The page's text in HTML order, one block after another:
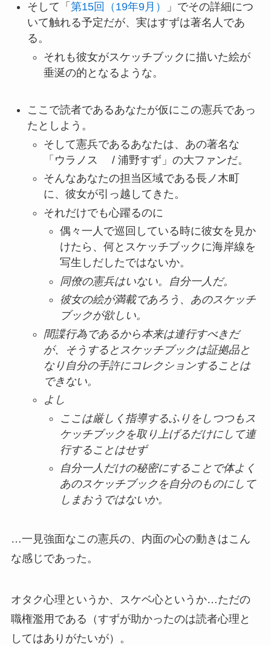
そして「 第15回（19年9月）
」でその詳細につ
いて触れる予定だが、実はすずは著名人であ
る。
それも彼女がスケッチブックに描いた絵が
垂涎の的となるような。
ここで読者であるあなたが仮にこの憲兵であっ
たとしよう。
そして憲兵であるあなたは、あの著名な
「ウラノスゞ / 浦野すず」の大ファンだ。
そんなあなたの担当区域である長ノ木町
に、彼女が引っ越してきた。
それだけでも心躍るのに
偶々一人で巡回している時に彼女を見か
けたら、何とスケッチブックに海岸線を
写生しだしたではないか。
同僚の憲兵はいない。自分一人だ。
彼女の絵が満載であろう、あのスケッチ
ブックが欲しい。
間諜行為であるから本来は連行すべきだ
が、そうするとスケッチブックは証拠品と
なり自分の手許にコレクションすることは
できない。
よし
ここは厳しく指導するふりをしつつもス
ケッチブックを取り上げるだけにして連
行することはせず
自分一人だけの秘密にすることで体よく
あのスケッチブックを自分のものにして
しまおうではないか。
…一見強面なこの憲兵の、内面の心の動きはこん
な感じであった。
オタク心理というか、スケベ心というか…ただの
職権濫用である（すずが助かったのは読者心理と
してはありがたいが）。